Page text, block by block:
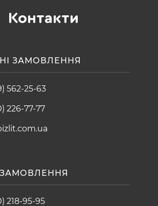
Контакти
ЗАМОВЛЕННЯ
562-25-63
226-77-77
ЗАМОВЛЕННЯ
218-95-95